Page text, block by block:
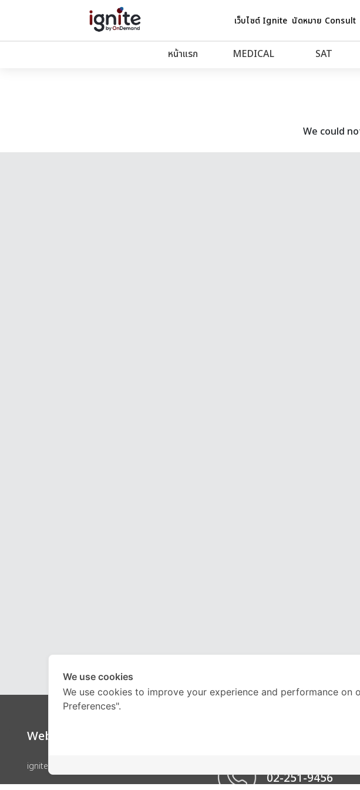
เว็บไซต์ Ignite นัดหมาย Consult
หน้าแรก MEDICAL SAT
We could
Website
ignite by OnDemand
02-251-9456
We use cookies
We use cookies to improve your experience and performance
Preferences".